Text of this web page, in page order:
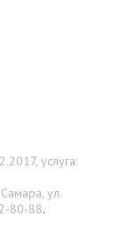
, услуга:
Самара, ул.
80-88.